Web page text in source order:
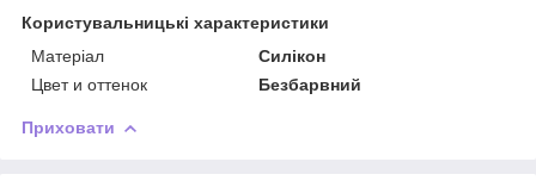
Користувальницькі характеристики
Матеріал
Силікон
Цвет и оттенок
Безбарвний
Приховати